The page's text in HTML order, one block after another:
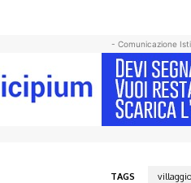
- Comunicazione
TAGS